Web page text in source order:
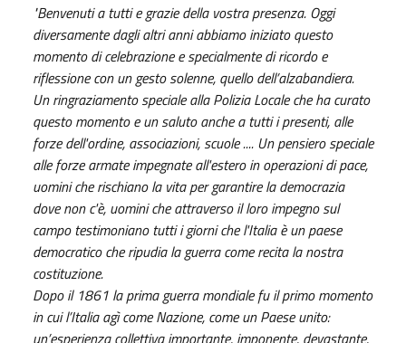
"Benvenuti a tutti e grazie della vostra presenza. Oggi
diversamente dagli altri anni abbiamo iniziato questo
momento di celebrazione e specialmente di ricordo e
riflessione con un gesto solenne, quello dell’alzabandiera.
Un ringraziamento speciale alla Polizia Locale che ha curato
questo momento e un saluto anche a tutti i presenti, alle
forze dell'ordine, associazioni, scuole .... Un pensiero speciale
alle forze armate impegnate all'estero in operazioni di pace,
uomini che rischiano la vita per garantire la democrazia
dove non c'è, uomini che attraverso il loro impegno sul
campo testimoniano tutti i giorni che l'Italia è un paese
democratico che ripudia la guerra come recita la nostra
costituzione.
Dopo il 1861 la prima guerra mondiale fu il primo momento
in cui l’Italia agì come Nazione, come un Paese unito:
un’esperienza collettiva importante, imponente, devastante,